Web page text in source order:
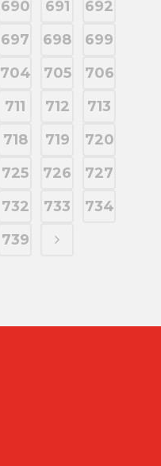
690 691
692
697 698
699
704 705
706
711 712
713
718 719
720
725 726
727
732 733
734
739